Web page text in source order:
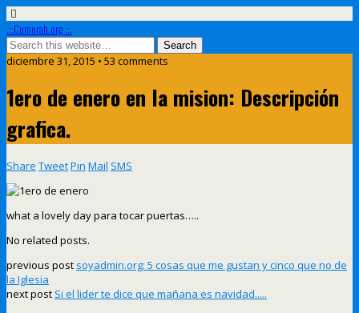
.::Cumorah.org ::.
diciembre 31, 2015 • 53 comments
1ero de enero en la mision: Descripción
grafica.
Share TweetPin Mail SMS
what a lovely day para tocar puertas…..
No related posts.
previous post soyadmin.org: 5 cosas que me gustan y cinco que no de
la Iglesia
next post Si el lider te dice que mañana es navidad.....